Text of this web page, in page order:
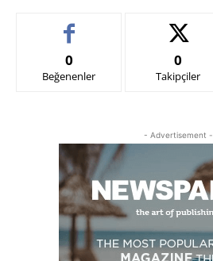
0
Beğenenler
0
Takipçiler
- Advertisement -